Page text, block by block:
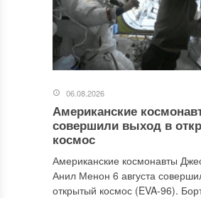
06.08.2026
Американские
совершили выход в
космос
Американские космонавты
Анил Менон 6 августа
открытый космос (EVA-96).